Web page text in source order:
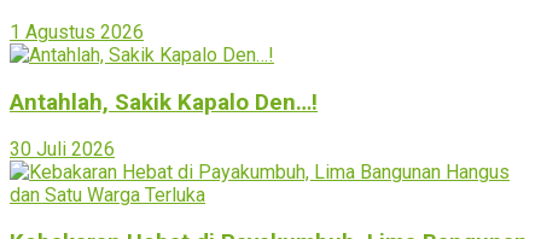
1 Agustus 2026
Antahlah, Sakik Kapalo Den…!
30 Juli 2026